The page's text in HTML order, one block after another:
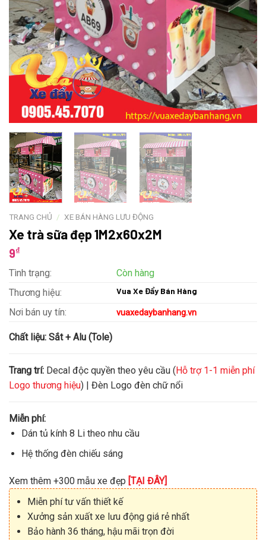
TRANG CHỦ / XE BÁN HÀNG LƯU ĐỘNG
Xe trà sữa đẹp 1M2x60x2M
9₫
Tình trạng:
Còn hàng
Thương hiệu:
Vua Xe Đẩy Bán Hàng
Nơi bán uy tín: vuaxedaybanhang.vn
Chất liệu: Sắt + Alu (Tole)
Trang trí: Decal độc quyền theo yêu cầu (Hỗ trợ 1-1 miễn phí
Logo thương hiệu) | Đèn Logo đèn chữ nổi
Miễn phí:
Dán tủ kính 8 Li theo nhu cầu
Hệ thống đèn chiếu sáng
Xem thêm +300 mẫu xe đẹp [TẠI ĐÂY]
Miễn phí tư vấn thiết kế
Xưởng sản xuất xe lưu động giá rẻ nhất
Bảo hành 36 tháng, hậu mãi trọn đời